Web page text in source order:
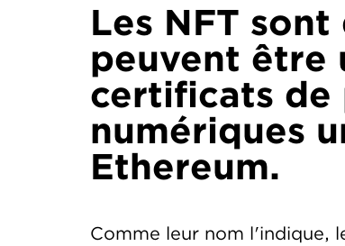
Les NFT
peuvent être
certificats
numériques
Ethereum.
Comme leur nom l'indique,